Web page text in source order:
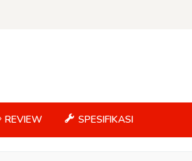
REVIEW SPESIFIKASI